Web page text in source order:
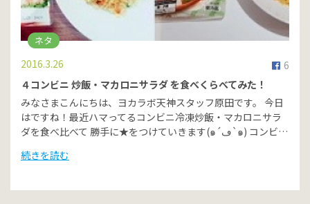
ネタ
6
2016.3.26
４コンビニ 炒飯・マカロニサラダ を食べくらべてみた！
みなさまこんにちは、ヨカラボ天神スタッフ原田です。 今日
はですね！最近ハマってるコンビニ冷凍炒飯・マカロニサラ
ダを食べ比べて 勝手に★をつけていきます(๑´ڡ`๑) コンビ…
続きを読む